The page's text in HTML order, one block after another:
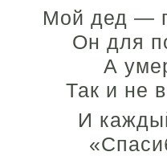
Мой дед —
Он для
А
Так и не
И